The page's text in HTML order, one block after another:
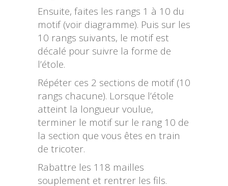
Ensuite, faites les rangs 1 à 10 du
motif (voir diagramme). Puis sur les
10 rangs suivants, le motif est
décalé pour suivre la forme de
l’étole.
Répéter ces 2 sections de motif (10
rangs chacune). Lorsque l’étole
atteint la longueur voulue,
terminer le motif sur le rang 10 de
la section que vous êtes en train
de tricoter.
Rabattre les 118 mailles
souplement et rentrer les fils.